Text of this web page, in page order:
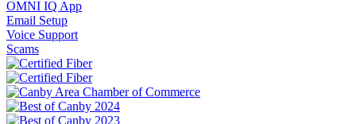
OMNI IQ App
Email Setup
Voice Support
Scams